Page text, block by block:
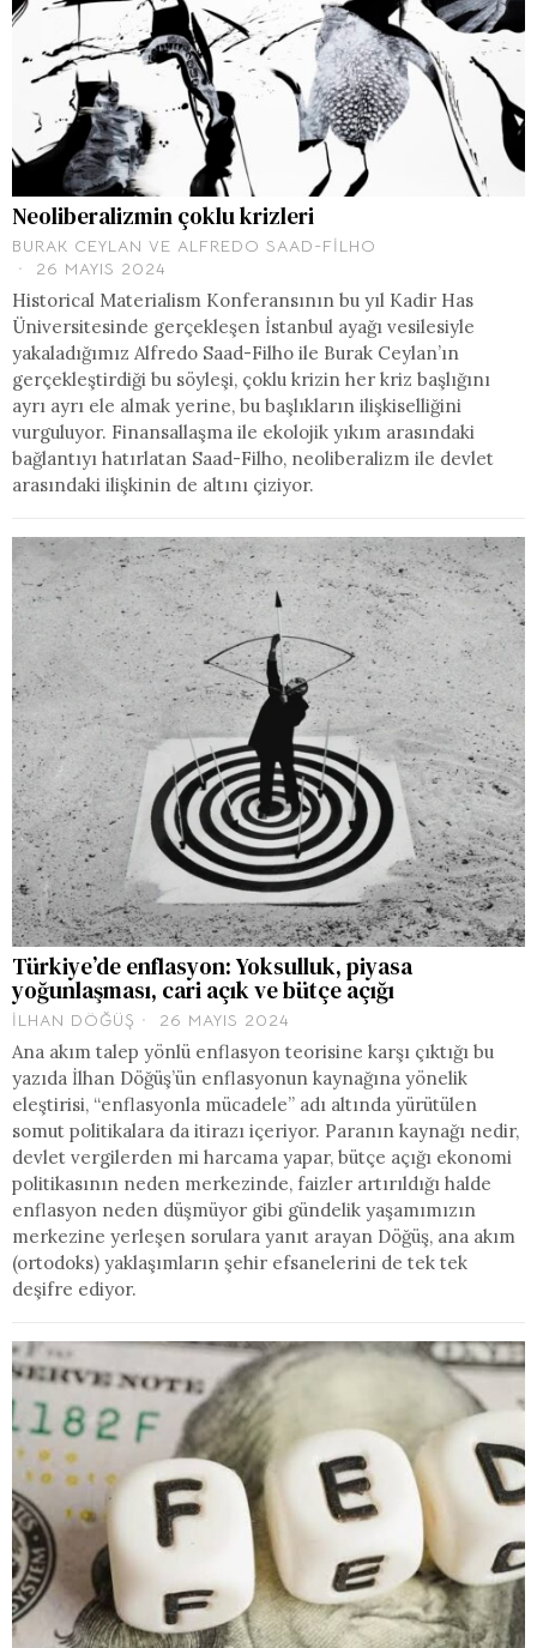
Neoliberalizmin çoklu krizleri
BURAK CEYLAN VE ALFREDO SAAD-FILHO
26 MAYIS 2024
Historical Materialism Konferansının bu yıl Kadir Has
Üniversitesinde gerçekleşen İstanbul ayağı vesilesiyle
yakaladığımız Alfredo Saad-Filho ile Burak Ceylan’ın
gerçekleştirdiği bu söyleşi, çoklu krizin her kriz başlığını
ayrı ayrı ele almak yerine, bu başlıkların ilişkiselliğini
vurguluyor. Finansallaşma ile ekolojik yıkım arasındaki
bağlantıyı hatırlatan Saad-Filho, neoliberalizm ile devlet
arasındaki ilişkinin de altını çiziyor.
Türkiye’de enflasyon: Yoksulluk, piyasa
yoğunlaşması, cari açık ve bütçe açığı
İLHAN DÖĞÜŞ 26 MAYIS 2024
Ana akım talep yönlü enflasyon teorisine karşı çıktığı bu
yazıda İlhan Döğüş’ün enflasyonun kaynağına yönelik
eleştirisi, “enflasyonla mücadele” adı altında yürütülen
somut politikalara da itirazı içeriyor. Paranın kaynağı nedir,
devlet vergilerden mi harcama yapar, bütçe açığı ekonomi
politikasının neden merkezinde, faizler artırıldığı halde
enflasyon neden düşmüyor gibi gündelik yaşamımızın
merkezine yerleşen sorulara yanıt arayan Döğüş, ana akım
(ortodoks) yaklaşımların şehir efsanelerini de tek tek
deşifre ediyor.